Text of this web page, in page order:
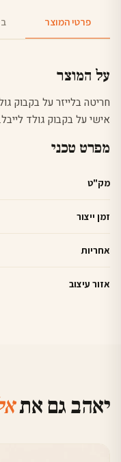
פרטי המוצר
על המוצר
חריטה בלייזר על בקבוק
אישי על בקבוק גולד
מפרט טכני
מק"ט
זמן ייצור
אחריות
אזור עיצוב
יאהב גם את